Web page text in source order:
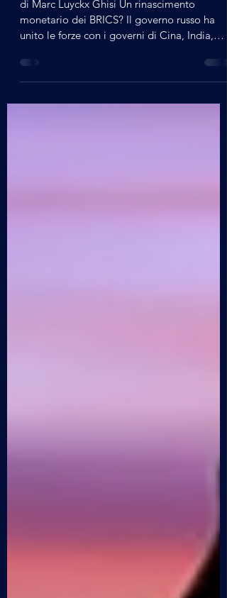
Globale ?
di Marc Luyckx Ghisi Un rinascimento
unito le forze con i governi di Cina, India,
Brasile e...